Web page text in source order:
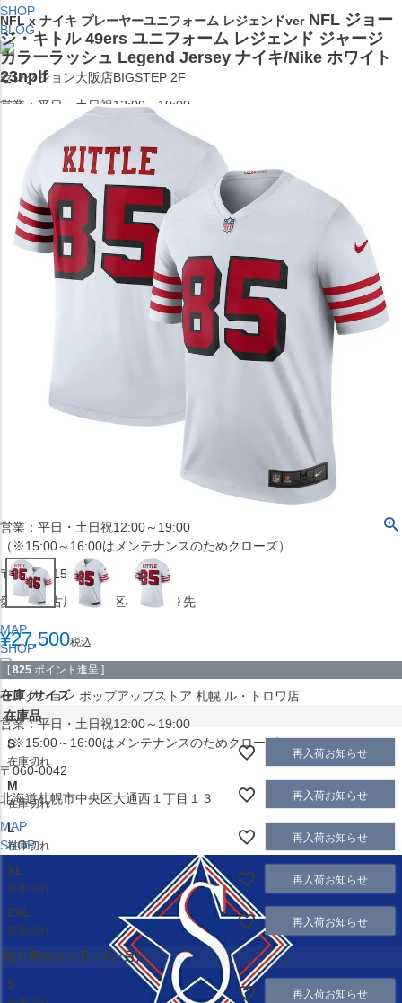
SHOP
BLOG
セレクション大阪店BIGSTEP 2F
営業：平日・土日祝12:00～19:00
〒542-008
大阪府大阪市中央区西心斎橋1丁目6番14号
TEL:06-4708-3300
MAP
SHOP
営業：土・日・祝日のみ 12:00-18:00
東京都千代田区神田三崎町２丁目２２−１ 1F
営業：平日・土日祝12:00～19:00
（※15:00～16:00はメンテナンスのためクローズ）
〒453-0015
愛知県名古屋市中村区椿町６−９先
MAP
SHOP
セレクション ポップアップストア 札幌 ル・トロワ店
営業：平日・土日祝12:00～19:00
（※15:00～16:00はメンテナンスのためクローズ）
〒060-0042
北海道札幌市中央区大通西１丁目１３
MAP
SHOP
NFL x ナイキ プレーヤーユニフォーム レジェンドver NFL ジョー
ジ・キトル 49ers ユニフォーム レジェンド ジャージ
カラーラッシュ Legend Jersey ナイキ/Nike ホワイト
23nplf
¥27,500税込
[ 825 ポイント進呈 ]
在庫 サイズ
在庫品
S
在庫切れ
再入荷お知らせ
M
在庫切れ
再入荷お知らせ
L
在庫切れ
再入荷お知らせ
XL
在庫切れ
再入荷お知らせ
2XL
在庫切れ
再入荷お知らせ
取り寄せ(1ヶ月～2ヶ月)
S
再入荷お知らせ